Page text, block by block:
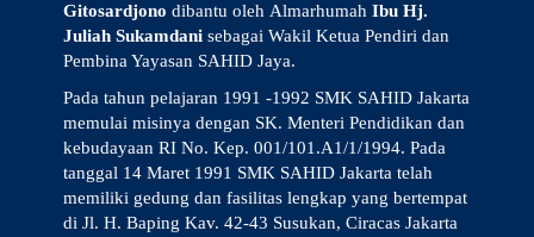
Gitosardjono dibantu oleh Almarhumah Ibu Hj.
Juliah Sukamdanisebagai Wakil Ketua Pendiri dan
Pembina Yayasan SAHID Jaya.
Pada tahun pelajaran 1991 -1992 SMK SAHID Jakarta
memulai misinya dengan SK. Menteri Pendidikan dan
kebudayaan RI No. Kep. 001/101.A1/1/1994. Pada
tanggal 14 Maret 1991 SMK SAHID Jakarta telah
memiliki gedung dan fasilitas lengkap yang bertempat
di Jl. H. Baping Kav. 42-43 Susukan, Ciracas Jakarta